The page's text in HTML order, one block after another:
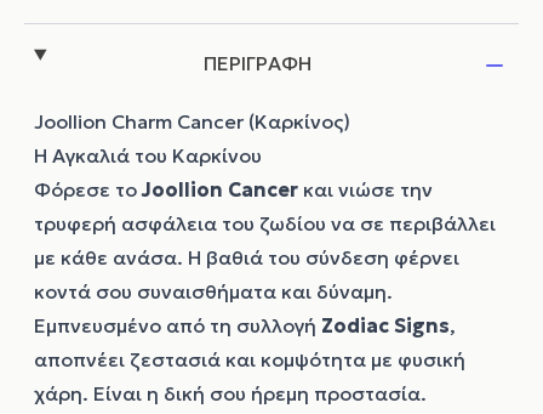
ΠΕΡΙΓΡΑΦΗ
Joollion Charm Cancer (Καρκίνος)
Η Αγκαλιά του Καρκίνου
Φόρεσε τοJoollion Cancer και νιώσε την
τρυφερή ασφάλεια του ζωδίου να σε περιβάλλει
με κάθε ανάσα. Η βαθιά του σύνδεση φέρνει
κοντά σου συναισθήματα και δύναμη.
Εμπνευσμένο από τη συλλογή Zodiac Signs,
αποπνέει ζεστασιά και κομψότητα με φυσική
χάρη. Είναι η δική σου ήρεμη προστασία.